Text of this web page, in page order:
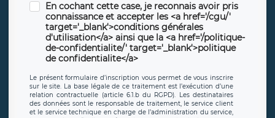
En cochant cette case, je reconnais avoir pris
connaissance et accepter les <a href='/cgu/'
target='_blank'>conditions générales
d'utilisation</a> ainsi que la <a href='/politique-
de-confidentialite/' target='_blank'>politique
de confidentialite</a>
Le présent formulaire d’inscription vous permet de vous inscrire
sur le site. La base légale de ce traitement est l’exécution d’une
relation contractuelle (article 6.1.b du RGPD). Les destinataires
des données sont le responsable de traitement, le service client
et le service technique en charge de l’administration du service,